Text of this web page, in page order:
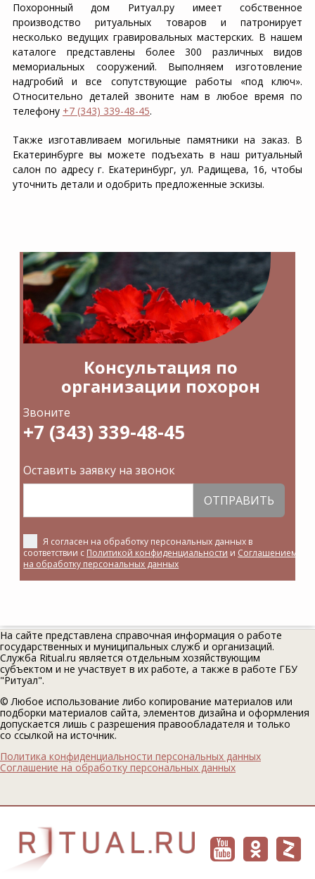
Похоронный дом Ритуал.ру имеет собственное
производство ритуальных товаров и патронирует
несколько ведущих гравировальных мастерских. В нашем
каталоге представлены более 300 различных видов
мемориальных сооружений. Выполняем изготовление
надгробий и все сопутствующие работы «под ключ».
Относительно деталей звоните нам в любое время по
телефону +7 (343) 339-48-45.
Также изготавливаем могильные памятники на заказ. В
Екатеринбурге вы можете подъехать в наш ритуальный
салон по адресу г. Екатеринбург, ул. Радищева, 16, чтобы
уточнить детали и одобрить предложенные эскизы.
Консультация по
организации похорон
Звоните
+7 (343) 339-48-45
Оставить заявку на звонок
ОТПРАВИТЬ
Я согласен на обработку персональных данных в
соответствии с Политикой конфиденциальности и Соглашением
на обработку персональных данных
На сайте представлена справочная информация о работе
государственных и муниципальных служб и организаций.
Служба Ritual.ru является отдельным хозяйствующим
субъектом и не участвует в их работе, а также в работе ГБУ
"Ритуал".
© Любое использование либо копирование материалов или
подборки материалов сайта, элементов дизайна и оформления
допускается лишь с разрешения правообладателя и только
со ссылкой на источник.
Политика конфиденциальности персональных данных
Соглашение на обработку персональных данных